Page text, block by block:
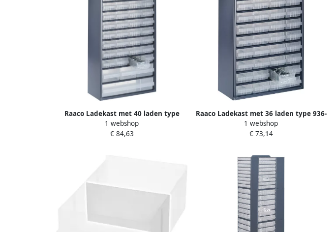
Raaco Ladekast met 40 laden type
1240-123 137430
1 webshop
€ 84,63
Raaco Ladekast met 36 laden type 936-
01 137461
1 webshop
€ 73,14